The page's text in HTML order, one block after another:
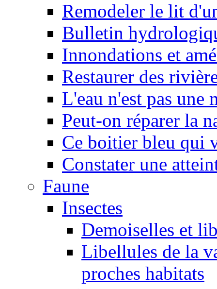
Remodeler le lit
Bulletin
Innondations et
Restaurer des
L'eau n'est pas une
Peut-on réparer la
Ce boitier bleu qui
Constater une
Faune
Insectes
Demoiselles et
Libellules de la
proches habitats